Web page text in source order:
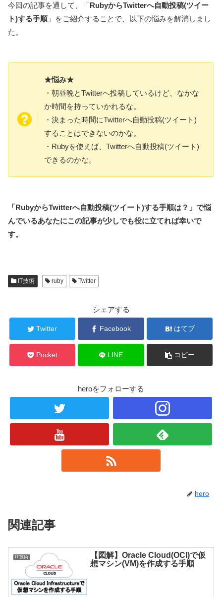
今回の記事を通して、「RubyからTwitterへ自動投稿(ツイー
ト)する手順」をご紹介することで、以下の悩みを解消しまし
た。
★悩み★
・朝昼晩とTwitterへ投稿しているけど、なかな
か時間を持っていかれるな。
・決まった時間にTwitterへ自動投稿(ツイート)
することはできないのかな。
・Rubyを使えば、Twitterへ自動投稿(ツイート)
できるのかな。
「RubyからTwitterへ自動投稿(ツイート)する手順は ？」で悩
んでいるあなたにこの記事が少しでも役に立てれば幸いで
す。
IT技術 ruby Twitter
シェアする
Twitter Facebook はてブ
Pocket LINE コピー
heroをフォローする
hero
関連記事
IT技術
【図解】Oracle Cloud(OCI)で仮
想マシン(VM)を作成する手順